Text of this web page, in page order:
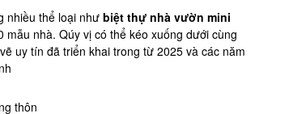
nhiều thể loại như biệt thự nhà vườn mini
nhà. Qúy vị có thể kéo xuống dưới cùng
uy tín đã triển khai trong từ 2025 và các năm